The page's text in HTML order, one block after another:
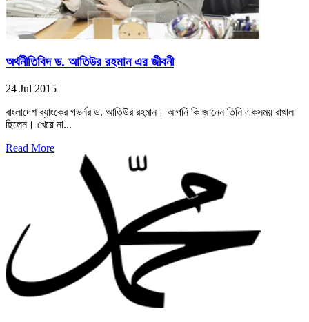
অর্থনীতিবিদ ড. আতিউর রহমান এর জীবনী
24 Jul 2015
বাংলাদেশ ব্যাংকের গভর্নর ড. আতিউর রহমান। আপনি কি জানেন তিনি একসময় রাখাল
ছিলেন। খেয়ে না...
Read More